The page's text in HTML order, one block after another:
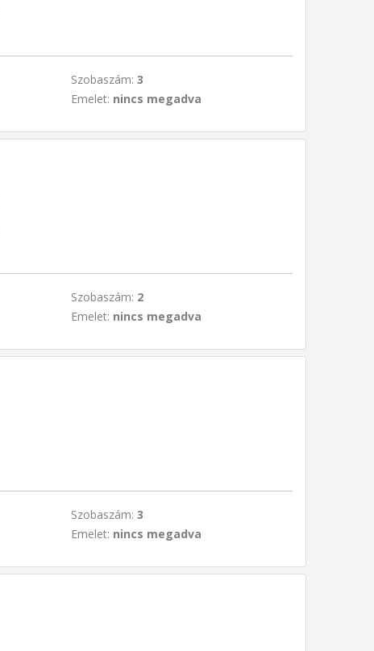
Szobaszám: 3
Emelet: nincs megadva
Szobaszám: 2
Emelet: nincs megadva
Szobaszám: 3
Emelet: nincs megadva